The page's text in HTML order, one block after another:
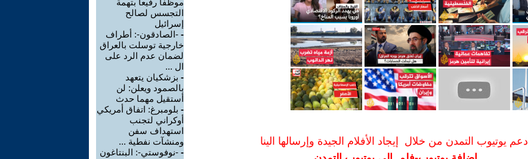
ادعم يوتيوب التمدن من خلال إيجاد الأفلام الجيدة وإرسالها الينا
موظفا رفيعا بتهمة
التجسس لصالح
إسرائيل
- -الصادقون-: أطراف
خارجية توسلت بالعراق
لضمان عدم الرد على
ال ...
- بزشكيان يتعهد
بالصمود ويعلن: لن
أستقيل مهما حدث
- بلومبرغ: اتفاق أمريكي
أوكراني لتجنب
استهداف سفن
ومنشآت نفطية ...
- -نوفوستي-: البنتاغون